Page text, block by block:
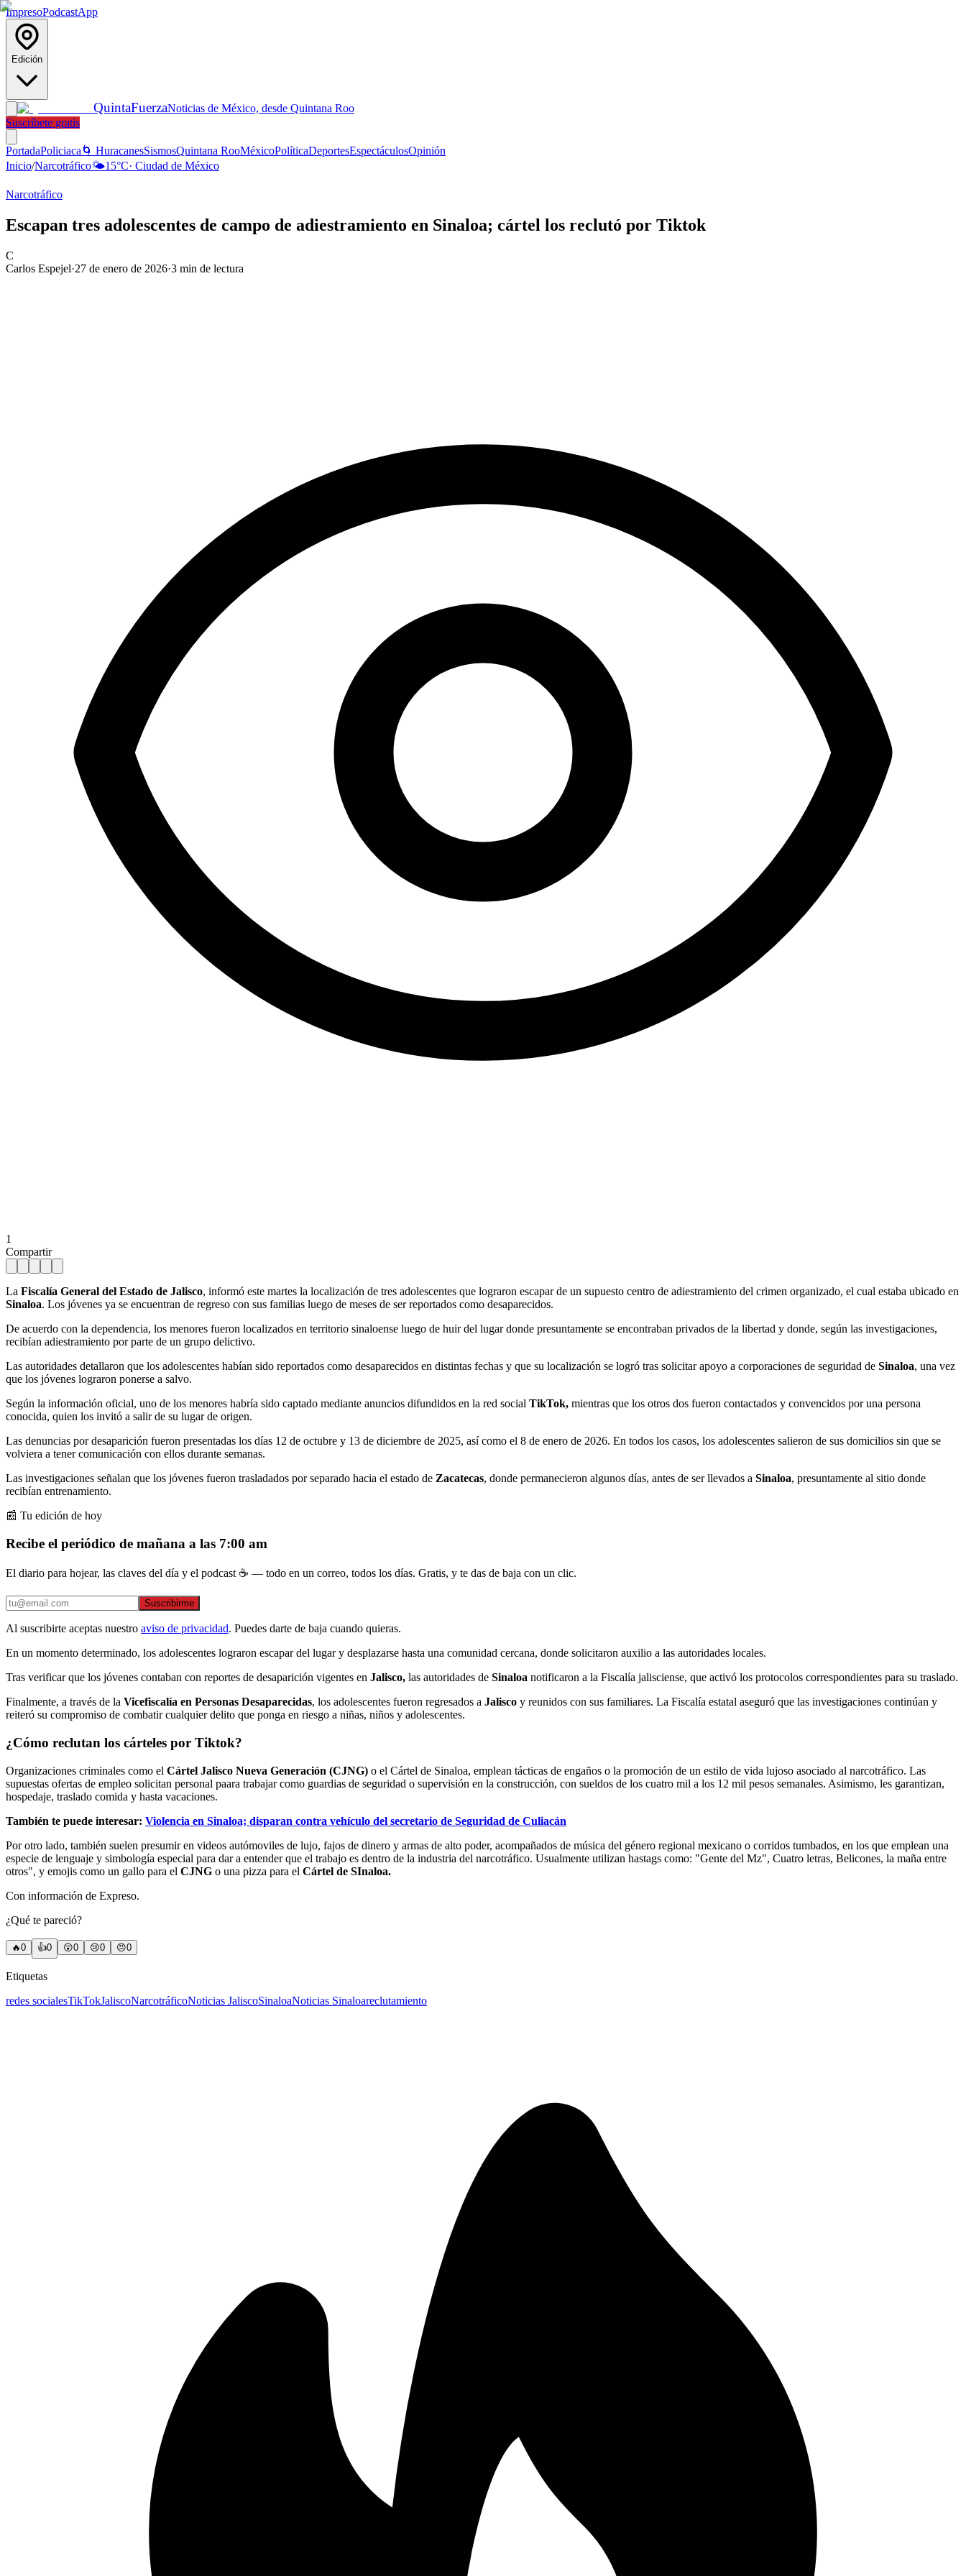
ImpresoPodcastApp
Edición
QuintaFuerzaNoticias de México, desde Quintana Roo
Suscríbete gratis
PortadaPoliciaca 🌀 HuracanesSismosQuintana RooMéxicoPolíticaDeportesEspectáculosOpinión
Inicio/Narcotráfico🌤️15°C· Ciudad de México
Narcotráfico
Escapan tres adolescentes de campo de adiestramiento en Sinaloa; cártel los reclutó por Tiktok
C
Carlos Espejel·27 de enero de 2026·3 min de lectura
1
Compartir
La Fiscalía General del Estado de Jalisco, informó este martes la localización de tres adolescentes que lograron escapar de un supuesto centro de adiestramiento del crimen organizado, el cual estaba ubicado en
Sinaloa. Los jóvenes ya se encuentran de regreso con sus familias luego de meses de ser reportados como desaparecidos.
De acuerdo con la dependencia, los menores fueron localizados en territorio sinaloense luego de huir del lugar donde presuntamente se encontraban privados de la libertad y donde, según las investigaciones,
recibían adiestramiento por parte de un grupo delictivo.
Las autoridades detallaron que los adolescentes habían sido reportados como desaparecidos en distintas fechas y que su localización se logró tras solicitar apoyo a corporaciones de seguridad de Sinaloa, una vez
que los jóvenes lograron ponerse a salvo.
Según la información oficial, uno de los menores habría sido captado mediante anuncios difundidos en la red social TikTok, mientras que los otros dos fueron contactados y convencidos por una persona
conocida, quien los invitó a salir de su lugar de origen.
Las denuncias por desaparición fueron presentadas los días 12 de octubre y 13 de diciembre de 2025, así como el 8 de enero de 2026. En todos los casos, los adolescentes salieron de sus domicilios sin que se
volviera a tener comunicación con ellos durante semanas.
Las investigaciones señalan que los jóvenes fueron trasladados por separado hacia el estado de Zacatecas, donde permanecieron algunos días, antes de ser llevados a Sinaloa, presuntamente al sitio donde
recibían entrenamiento.
📰 Tu edición de hoy
Recibe el periódico de mañana a las 7:00 am
El diario para hojear, las claves del día y el podcast ☕ — todo en un correo, todos los días. Gratis, y te das de baja con un clic.
Suscribirme
Al suscribirte aceptas nuestro aviso de privacidad. Puedes darte de baja cuando quieras.
En un momento determinado, los adolescentes lograron escapar del lugar y desplazarse hasta una comunidad cercana, donde solicitaron auxilio a las autoridades locales.
Tras verificar que los jóvenes contaban con reportes de desaparición vigentes en Jalisco, las autoridades de Sinaloa notificaron a la Fiscalía jalisciense, que activó los protocolos correspondientes para su traslado.
Finalmente, a través de la Vicefiscalía en Personas Desaparecidas, los adolescentes fueron regresados a Jalisco y reunidos con sus familiares. La Fiscalía estatal aseguró que las investigaciones continúan y
reiteró su compromiso de combatir cualquier delito que ponga en riesgo a niñas, niños y adolescentes.
¿Cómo reclutan los cárteles por Tiktok?
Organizaciones criminales como el Cártel Jalisco Nueva Generación (CJNG) o el Cártel de Sinaloa, emplean tácticas de engaños o la promoción de un estilo de vida lujoso asociado al narcotráfico. Las
supuestas ofertas de empleo solicitan personal paara trabajar como guardias de seguridad o supervisión en la construcción, con sueldos de los cuatro mil a los 12 mil pesos semanales. Asimismo, les garantizan,
hospedaje, traslado comida y hasta vacaciones.
También te puede interesar: Violencia en Sinaloa; disparan contra vehículo del secretario de Seguridad de Culiacán
Por otro lado, también suelen presumir en videos autómoviles de lujo, fajos de dinero y armas de alto poder, acompañados de música del género regional mexicano o corridos tumbados, en los que emplean una
especie de lenguaje y simbología especial para dar a entender que el trabajo es dentro de la industria del narcotráfico. Usualmente utilizan hastags como: "Gente del Mz", Cuatro letras, Belicones, la maña entre
otros", y emojis como un gallo para el CJNG o una pizza para el Cártel de SInaloa.
Con información de Expreso.
¿Qué te pareció?
🔥0 👍0 😲0 😢0 😠0
Etiquetas
redes socialesTikTokJaliscoNarcotráficoNoticias JaliscoSinaloaNoticias Sinaloareclutamiento